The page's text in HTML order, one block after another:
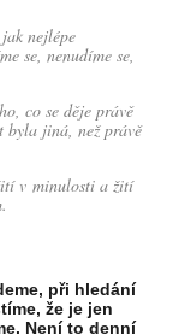
nejlépe
se, nenudíme se,
co se děje právě
byla jiná, než právě
v minulosti a žití
při hledání
že je jen
Není to denní